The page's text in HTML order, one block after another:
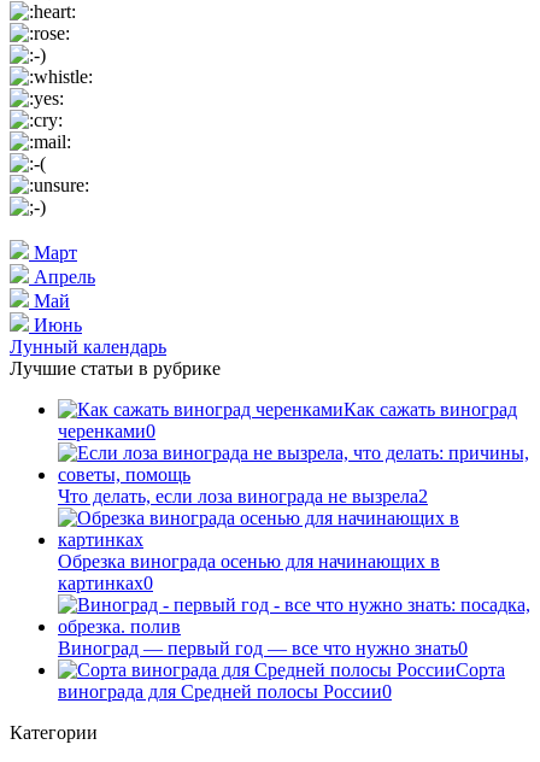
Март
Апрель
Май
Июнь
Лунный календарь
Лучшие статьи в рубрике
Как сажать виноград
черенками0
Что делать, если лоза винограда не вызрела2
Обрезка винограда осенью для начинающих в
картинках0
Виноград — первый год — все что нужно знать0
Сорта
винограда для Средней полосы России0
Категории